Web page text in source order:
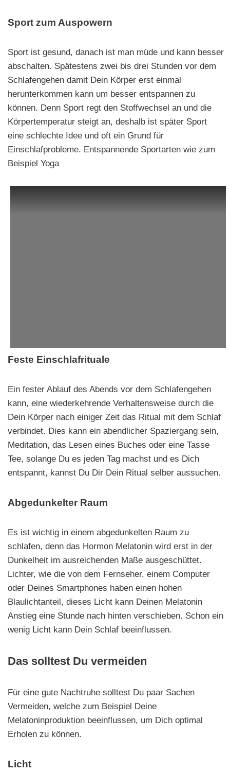
Sport zum Auspowern
Sport ist gesund, danach ist man müde und kann besser
abschalten. Spätestens zwei bis drei Stunden vor dem
Schlafengehen damit Dein Körper erst einmal
herunterkommen kann um besser entspannen zu
können. Denn Sport regt den Stoffwechsel an und die
Körpertemperatur steigt an, deshalb ist später Sport
eine schlechte Idee und oft ein Grund für
Einschlafprobleme. Entspannende Sportarten wie zum
Beispiel Yoga
Feste Einschlafrituale
Ein fester Ablauf des Abends vor dem Schlafengehen
kann, eine wiederkehrende Verhaltensweise durch die
Dein Körper nach einiger Zeit das Ritual mit dem Schlaf
verbindet. Dies kann ein abendlicher Spaziergang sein,
Meditation, das Lesen eines Buches oder eine Tasse
Tee, solange Du es jeden Tag machst und es Dich
entspannt, kannst Du Dir Dein Ritual selber aussuchen.
Abgedunkelter Raum
Es ist wichtig in einem abgedunkelten Raum zu
schlafen, denn das Hormon Melatonin wird erst in der
Dunkelheit im ausreichenden Maße ausgeschüttet.
Lichter, wie die von dem Fernseher, einem Computer
oder Deines Smartphones haben einen hohen
Blaulichtanteil, dieses Licht kann Deinen Melatonin
Anstieg eine Stunde nach hinten verschieben. Schon ein
wenig Licht kann Dein Schlaf beeinflussen.
Das solltest Du vermeiden
Für eine gute Nachtruhe solltest Du paar Sachen
Vermeiden, welche zum Beispiel Deine
Melatoninproduktion beeinflussen, um Dich optimal
Erholen zu können.
Licht